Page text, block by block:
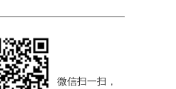
微信扫一扫，